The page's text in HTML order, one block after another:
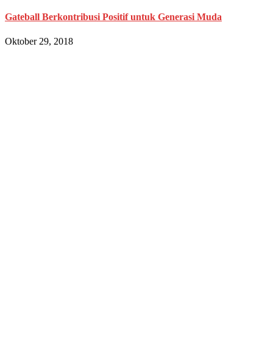
Gateball Berkontribusi Positif untuk Generasi Muda
Oktober 29, 2018